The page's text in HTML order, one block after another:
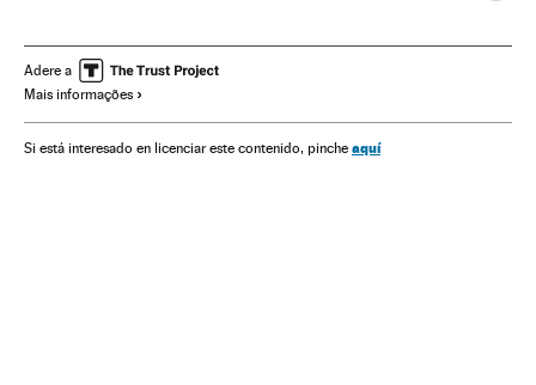
América do Norte Ásia
Adere a
Mais informações
Si está interesado en licenciar este contenido, pinche aquí